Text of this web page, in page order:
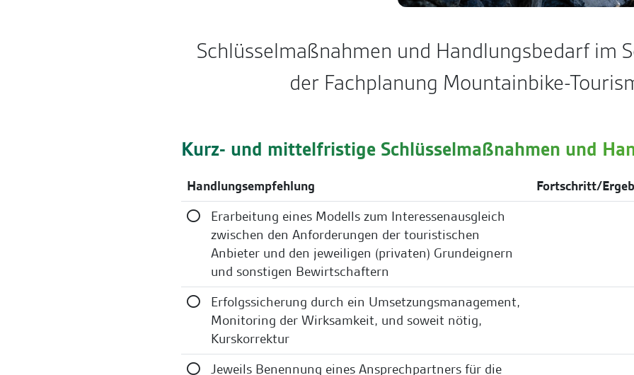
Schlüsselmaßnahmen und Handlungsbedarf im
der Fachplanung Mountainbike-
Kurz- und mittelfristige Schlüsselmaßnahmen und
Handlungsempfehlung
Fortschritt/
Erarbeitung eines Modells zum Interessenausgleich
zwischen den Anforderungen der touristischen
Anbieter und den jeweiligen (privaten) Grundeignern
und sonstigen Bewirtschaftern
Erfolgssicherung durch ein Umsetzungsmanagement,
Monitoring der Wirksamkeit, und soweit nötig,
Kurskorrektur
Jeweils Benennung eines Ansprechpartners für die